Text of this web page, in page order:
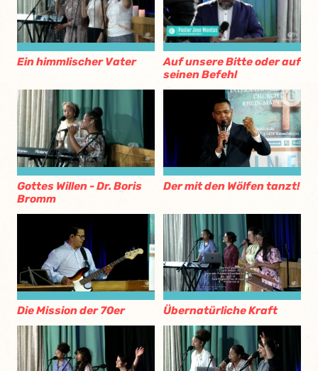
Ein himmlischer Vater
Auf unsere Bitte oder auf
seinen Befehl
Gottes Willen - Dr. Boris
Bromm
Der mit den Wölfen tanzt!
Die Mission der 70er Übernatürliche Kraft